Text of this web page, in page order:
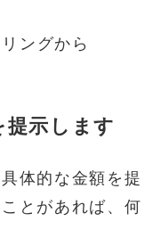
提示します
体的な金額を提
とがあれば、何